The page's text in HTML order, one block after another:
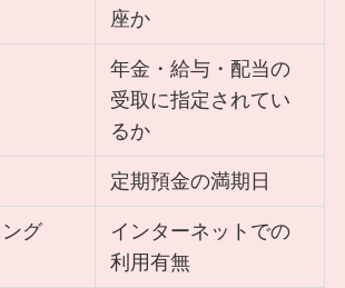
座か
年金・給与・配当の
受取に指定されてい
るか
定期預金の満期日
グ
インターネットでの
利用有無